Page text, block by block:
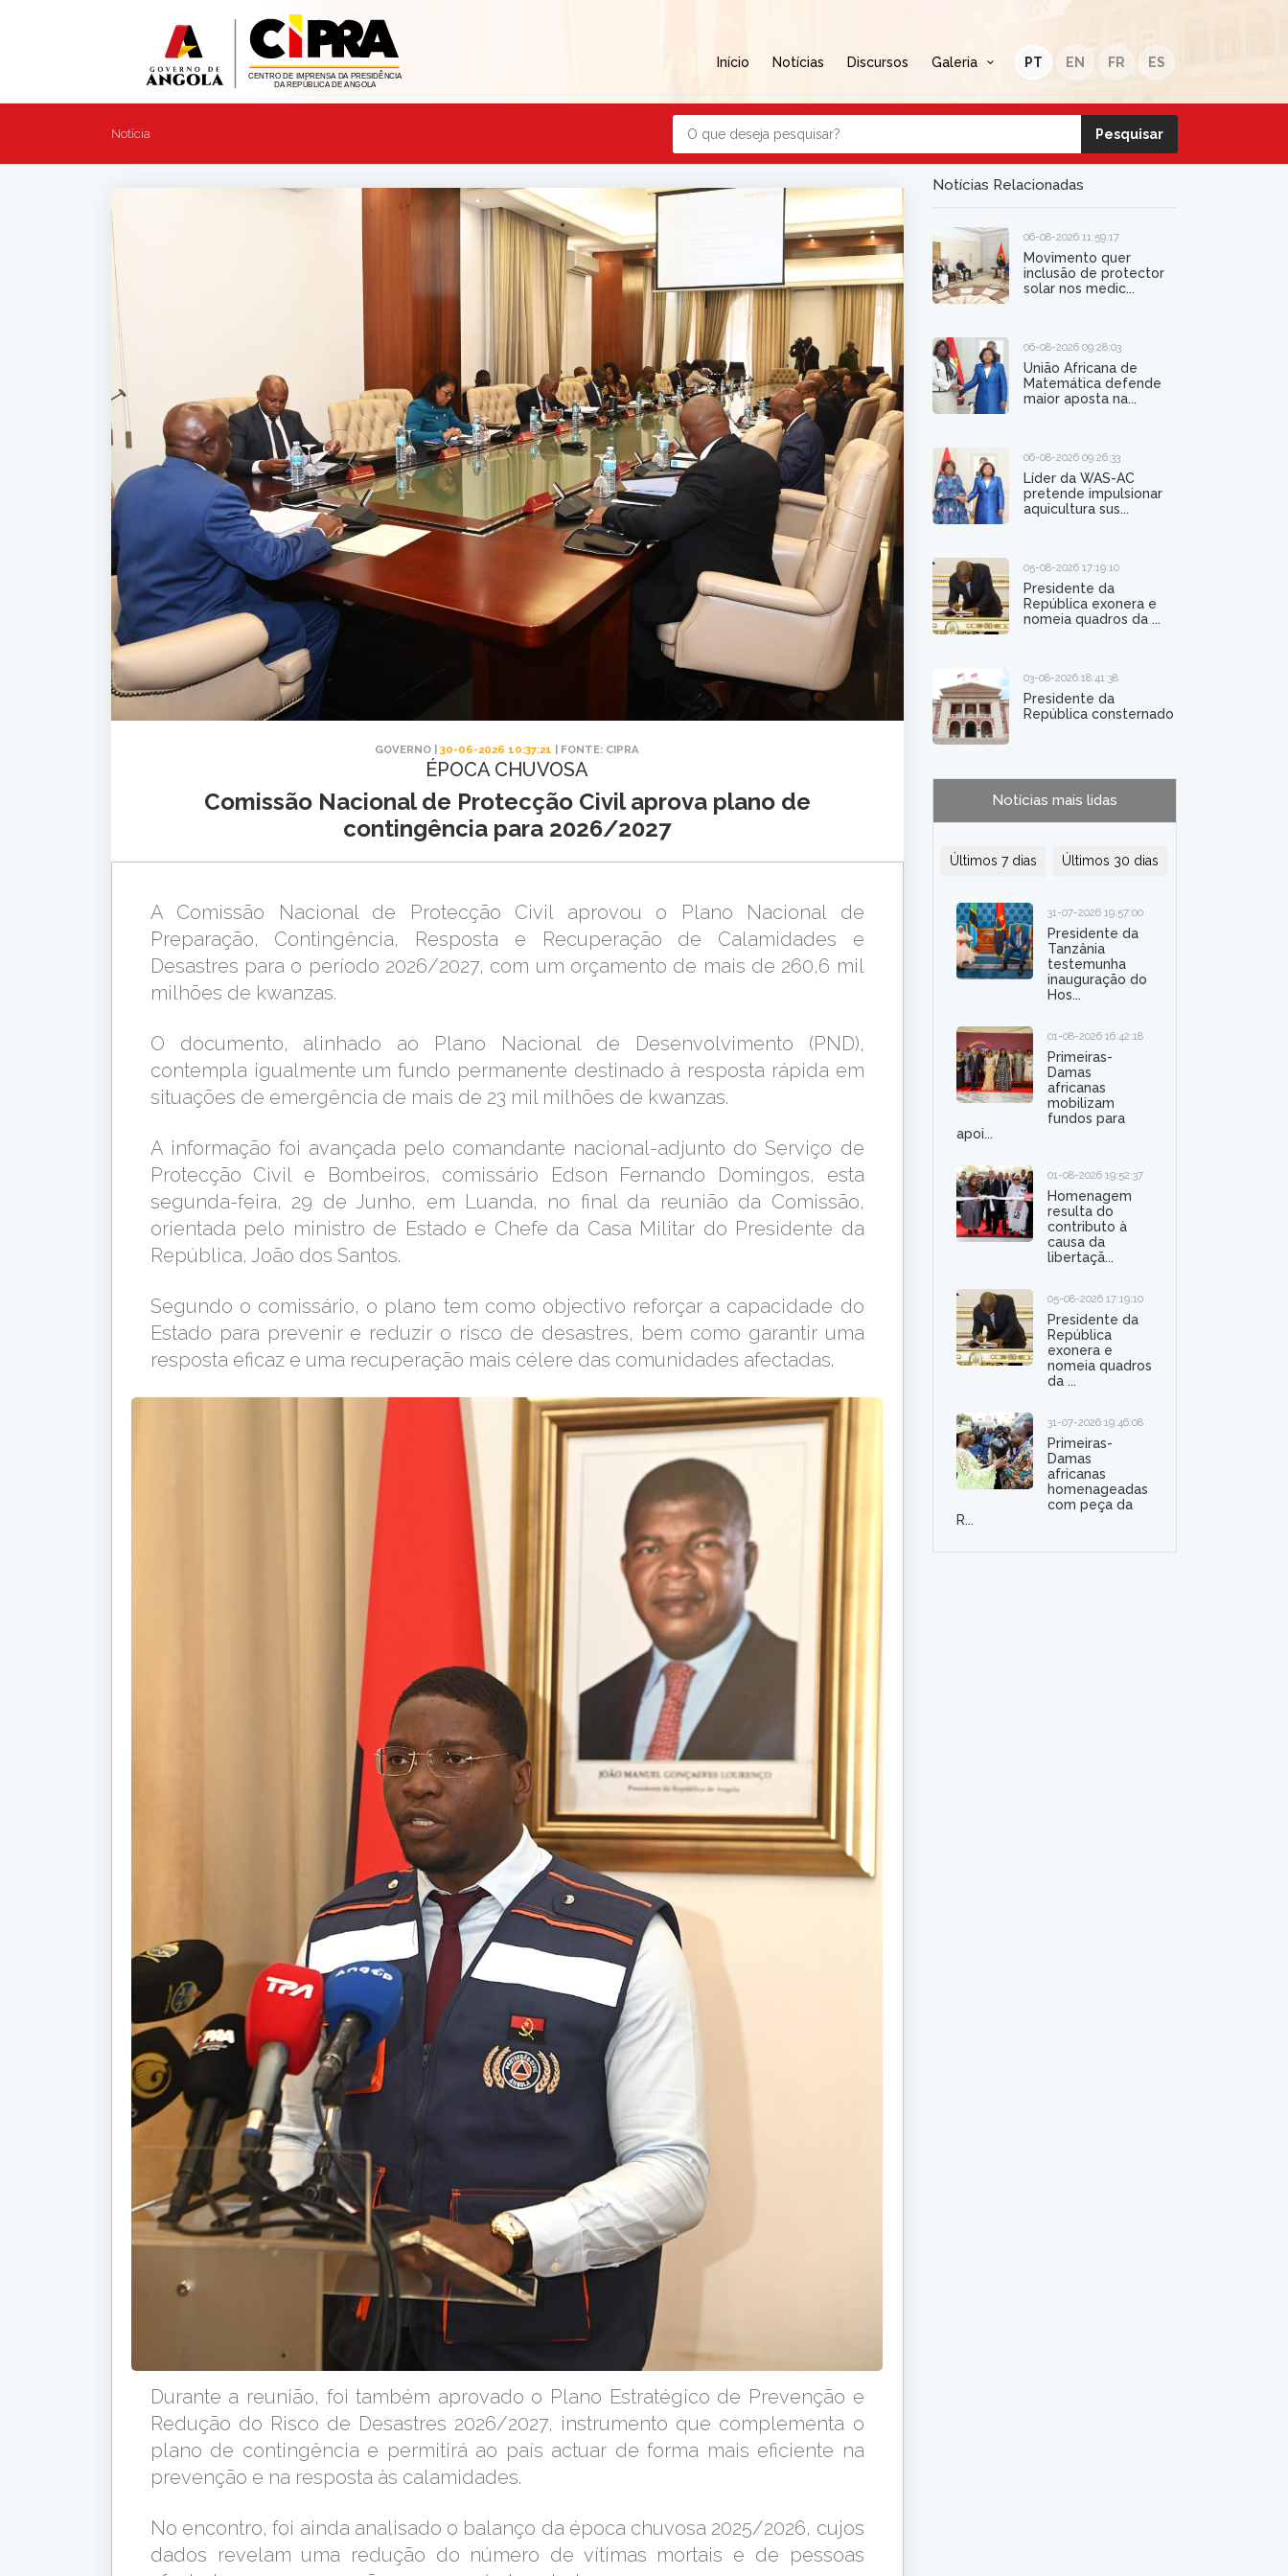
Início Notícias Discursos Galeria PT EN FR ES
Notícia
GOVERNO |30-06-2026 10:37:21 | FONTE: CIPRA
ÉPOCA CHUVOSA
Comissão Nacional de Protecção Civil aprova plano de
contingência para 2026/2027
A Comissão Nacional de Protecção Civil aprovou o Plano Nacional de
Preparação, Contingência, Resposta e Recuperação de Calamidades e
Desastres para o período 2026/2027, com um orçamento de mais de 260,6 mil
milhões de kwanzas.
O documento, alinhado ao Plano Nacional de Desenvolvimento (PND),
contempla igualmente um fundo permanente destinado à resposta rápida em
situações de emergência de mais de 23 mil milhões de kwanzas.
A informação foi avançada pelo comandante nacional-adjunto do Serviço de
Protecção Civil e Bombeiros, comissário Edson Fernando Domingos, esta
segunda-feira, 29 de Junho, em Luanda, no final da reunião da Comissão,
orientada pelo ministro de Estado e Chefe da Casa Militar do Presidente da
República, João dos Santos.
Segundo o comissário, o plano tem como objectivo reforçar a capacidade do
Estado para prevenir e reduzir o risco de desastres, bem como garantir uma
resposta eficaz e uma recuperação mais célere das comunidades afectadas.
Durante a reunião, foi também aprovado o Plano Estratégico de Prevenção e
Redução do Risco de Desastres 2026/2027, instrumento que complementa o
plano de contingência e permitirá ao país actuar de forma mais eficiente na
prevenção e na resposta às calamidades.
No encontro, foi ainda analisado o balanço da época chuvosa 2025/2026, cujos
dados revelam uma redução do número de vítimas mortais e de pessoas
Notícias Relacionadas
06-08-2026 11:59:17
Movimento quer
inclusão de protector
solar nos medic...
06-08-2026 09:28:03
União Africana de
Matemática defende
maior aposta na...
06-08-2026 09:26:33
Líder da WAS-AC
pretende impulsionar
aquicultura sus...
05-08-2026 17:19:10
Presidente da
República exonera e
nomeia quadros da ...
03-08-2026 18:41:38
Presidente da
República consternado
Notícias mais lidas
Últimos 7 dias Últimos 30 dias
31-07-2026 19:57:00
Presidente da
Tanzânia
testemunha
inauguração do
Hos...
01-08-2026 16:42:18
Primeiras-
Damas
africanas
mobilizam
fundos para
apoi...
01-08-2026 19:52:37
Homenagem
resulta do
contributo à
causa da
libertaçã...
05-08-2026 17:19:10
Presidente da
República
exonera e
nomeia quadros
da ...
31-07-2026 19:46:08
Primeiras-
Damas
africanas
homenageadas
com peça da
R...